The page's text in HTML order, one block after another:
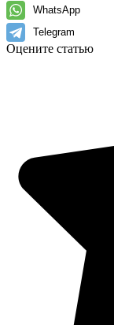
WhatsApp
Telegram
Оцените статью